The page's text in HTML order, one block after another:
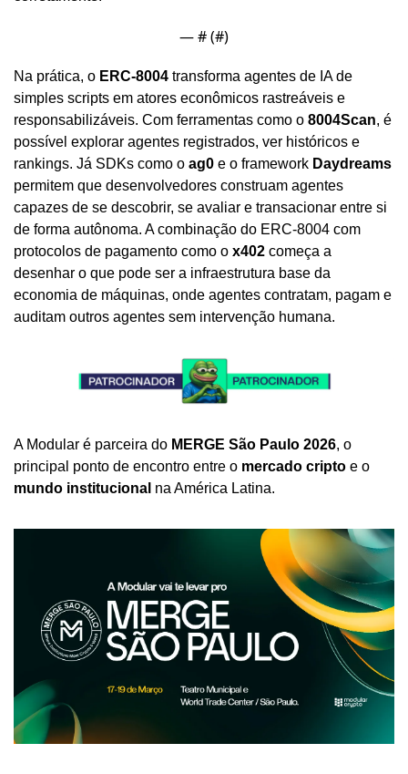
— # (#)
Na prática, o ERC-8004 transforma agentes de IA de
simples scripts em atores econômicos rastreáveis e
responsabilizáveis. Com ferramentas como o 8004Scan, é
possível explorar agentes registrados, ver históricos e
rankings. Já SDKs como o ag0 e o framework Daydreams
permitem que desenvolvedores construam agentes
capazes de se descobrir, se avaliar e transacionar entre si
de forma autônoma. A combinação do ERC-8004 com
protocolos de pagamento como o x402 começa a
desenhar o que pode ser a infraestrutura base da
economia de máquinas, onde agentes contratam, pagam e
auditam outros agentes sem intervenção humana.
A Modular é parceira do MERGE São Paulo 2026, o
principal ponto de encontro entre o mercado cripto
mundo institucional na América Latina.